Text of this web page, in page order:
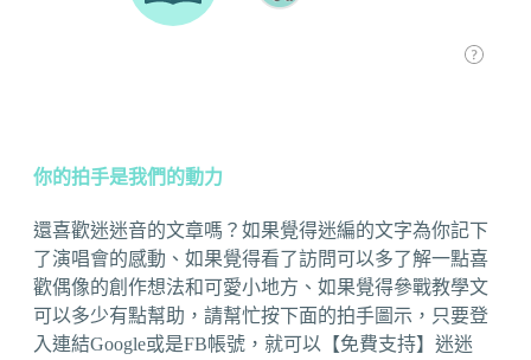
你的拍手是我們的動力
還喜歡迷迷音的文章嗎？如果覺得迷編的文字為你記下
了演唱會的感動、如果覺得看了訪問可以多了解一點喜
歡偶像的創作想法和可愛小地方、如果覺得參戰教學文
可以多少有點幫助，請幫忙按下面的拍手圖示，只要登
入連結Google或是FB帳號，就可以【免費支持】迷迷